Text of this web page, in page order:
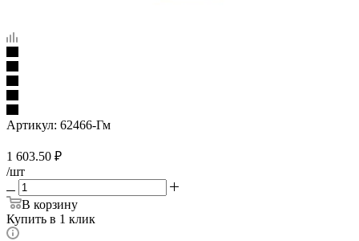
Артикул: 62466-Гм
1 603.50 ₽
/шт
В корзину
Купить в 1 клик